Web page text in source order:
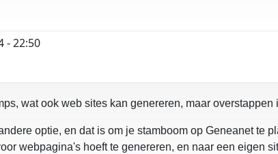
- 22:50
wat ook web sites kan genereren, maar
optie, en dat is om je stamboom op Geneanet te
webpagina's hoeft te genereren, en naar een eigen